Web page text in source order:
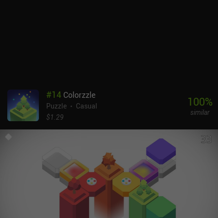
#14 Colorzzle
Puzzle
Casual
$1.29
100%
similar